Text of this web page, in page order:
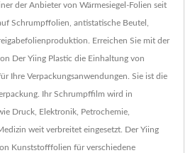
der Anbieter von Wärmesiegel-Folien seit
Schrumpffolien, antistatische Beutel,
Erreichen Sie mit der
Der Yiing Plastic die Einhaltung von
Ihre Verpackungsanwendungen. Sie ist die
Ihr Schrumpffilm wird in
Druck, Elektronik, Petrochemie,
weit verbreitet eingesetzt. Der Yiing
Kunststofffolien für verschiedene